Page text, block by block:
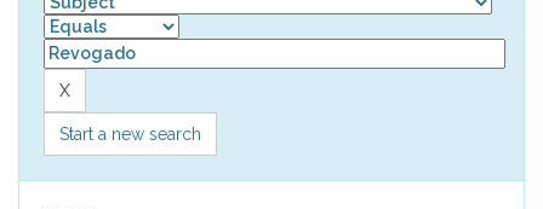
Start a new search